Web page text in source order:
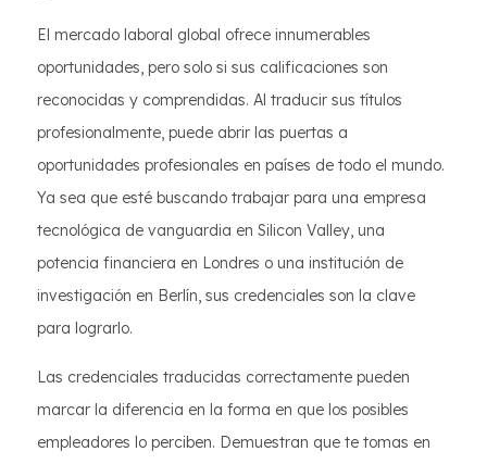
El mercado laboral global ofrece innumerables
oportunidades, pero solo si sus calificaciones son
reconocidas y comprendidas. Al traducir sus títulos
profesionalmente, puede abrir las puertas a
oportunidades profesionales en países de todo el mundo.
Ya sea que esté buscando trabajar para una empresa
tecnológica de vanguardia en Silicon Valley, una
potencia financiera en Londres o una institución de
investigación en Berlín, sus credenciales son la clave
para lograrlo.
Las credenciales traducidas correctamente pueden
marcar la diferencia en la forma en que los posibles
empleadores lo perciben. Demuestran que te tomas en